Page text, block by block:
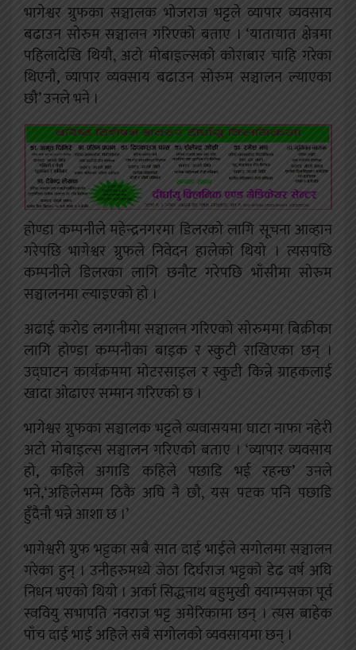
भागेश्वर ग्रुफका सञ्चालक भोजराज भट्टले व्यापार व्यवसाय
बढाउन सोरुम सञ्चालन गरिएको बताए । ‘यातायात क्षेत्रमा
पहिलादेखि थियौ, अटो मोबाइल्सको कोराबार चाहि गरेका
थिएनौ, व्यापार व्यवसाय बढाउन सोरुम सञ्चालन ल्याएका
छौ’ उनले भने ।
होण्डा कम्पनीले महेन्द्रनगरमा डिलरको लागि सूचना आव्हान
गरेपछि भागेश्वर ग्रुफले निवेदन हालेको थियो । त्यसपछि
कम्पनीले डिलरका लागि छनौट गरेपछि भाँसीमा सोरुम
सञ्चालनमा ल्याइएको हो ।
अढाई करोड लगानीमा सञ्चालन गरिएको सोरुममा बिक्रीका
लागि होण्डा कम्पनीका बाइक र स्कुटी राखिएका छन् ।
उद्घाटन कार्यक्रममा मोटरसाइल र स्कुटी किन्ने ग्राहकलाई
खादा ओढाएर सम्मान गरिएको छ ।
भागेश्वर ग्रुफका सञ्चालक भट्टले व्यवासयमा घाटा नाफा नहेरी
अटो मोबाइल्स सञ्चालन गरिएको बताए । ‘व्यापार व्यवसाय
हो, कहिले अगाडि कहिले पछाडि भई रहन्छ’ उनले
भने,‘अहिलेसम्म ठिकै अघि नै छौ, यस पटक पनि पछाडि
हुँदैनौ भन्ने आशा छ ।’
भागेश्वरी ग्रुफ भट्टका सबै सात दाई भाईले सगोलमा सञ्चालन
गरेका हुन् । उनीहरुमध्ये जेठा दिर्घराज भट्टको डेढ वर्ष अघि
निधन भएको थियो । अर्का सिद्धनाथ बहुमुखी क्याम्पसका पूर्व
स्ववियु सभापति नवराज भट्ट अमेरिकामा छन् । त्यस बाहेक
पाँच दाई भाई अहिले सबै सगोलको व्यवसायमा छन् ।